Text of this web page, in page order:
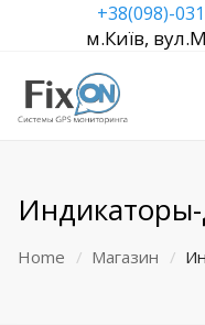
+38(098)-
м.Київ,
Home Магазин